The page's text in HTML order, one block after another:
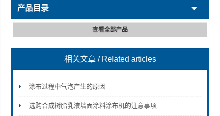
产品目录
查看全部产品
相关文章 / Related articles
涂布过程中气泡产生的原因
选购合成树脂乳液墙面涂料涂布机的注意事项